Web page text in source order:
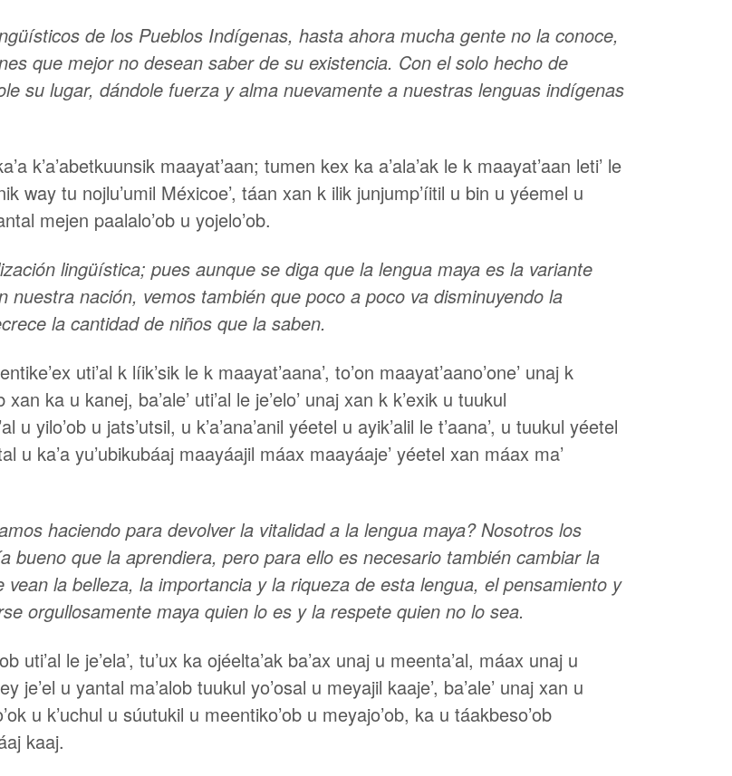
de los Pueblos Indígenas, hasta ahora mucha gente no la conoce,
que mejor no desean saber de su existencia. Con el solo hecho de
su lugar, dándole fuerza y alma nuevamente a nuestras lenguas indígenas
k’a’abetkuunsik maayat’aan; tumen kex ka a’ala’ak le k maayat’aan leti’ le
way tu nojlu’umil Méxicoe’, táan xan k ilik junjump’íitil u bin u yéemel u
mejen paalalo’ob u yojelo’ob.
lingüística; pues aunque se diga que la lengua maya es la variante
nación, vemos también que poco a poco va disminuyendo la
la cantidad de niños que la saben.
uti’al k líik’sik le k maayat’aana’, to’on maayat’aano’one’ unaj k
ka u kanej, ba’ale’ uti’al le je’elo’ unaj xan k k’exik u tuukul
u yilo’ob u jats’utsil, u k’a’ana’anil yéetel u ayik’alil le t’aana’, u tuukul yéetel
u ka’a yu’ubikubáaj maayáajil máax maayáaje’ yéetel xan máax ma’
haciendo para devolver la vitalidad a la lengua maya? Nosotros los
bueno que la aprendiera, pero para ello es necesario también cambiar la
la belleza, la importancia y la riqueza de esta lengua, el pensamiento y
orgullosamente maya quien lo es y la respete quien no lo sea.
uti’al le je’ela’, tu’ux ka ojéelta’ak ba’ax unaj u meenta’al, máax unaj u
je’el u yantal ma’alob tuukul yo’osal u meyajil kaaje’, ba’ale’ unaj xan u
u k’uchul u súutukil u meentiko’ob u meyajo’ob, ka u táakbeso’ob
kaaj.